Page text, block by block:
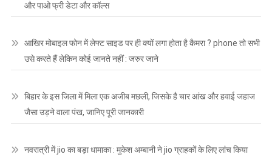
और पाओ फ्री डेटा और कॉल्स
आखिर मोबाइल फोन में लेफ्ट साइड पर ही क्यों लगा होता है कैमरा ? phone तो सभी
उसे करते हैं लेकिन कोई जानते नहीं : जरुर जाने
बिहार के इस जिला में मिला एक अजीब मछली, जिसके है चार आंख और हवाई जहाज
जैसा उड़ने वाला पंख, जानिए पूरी जानकारी
नवरात्री में jio का बड़ा धामाका : मुकेश अम्बानी ने jio ग्राहकों के लिए लांच किया